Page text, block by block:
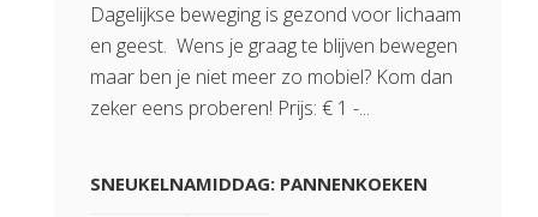
Dagelijkse beweging is gezond voor lichaam
en geest. Wens je graag te blijven bewegen
maar ben je niet meer zo mobiel? Kom dan
zeker eens proberen! Prijs: € 1 -...
SNEUKELNAMIDDAG: PANNENKOEKEN